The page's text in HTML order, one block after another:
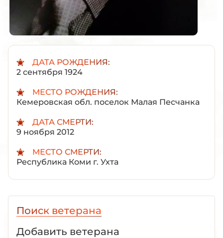
ДАТА РОЖДЕНИЯ:
2 сентября 1924
МЕСТО РОЖДЕНИЯ:
Кемеровская обл. поселок Малая Песчанка
ДАТА СМЕРТИ:
9 ноября 2012
МЕСТО СМЕРТИ:
Республика Коми г. Ухта
Поиск ветерана
Добавить ветерана